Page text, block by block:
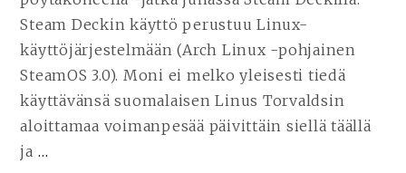
Steam Deckin käyttö perustuu Linux-
käyttöjärjestelmään (Arch Linux -pohjainen
SteamOS 3.0). Moni ei melko yleisesti tiedä
käyttävänsä suomalaisen Linus Torvaldsin
aloittamaa voimanpesää päivittäin siellä täällä
ja …